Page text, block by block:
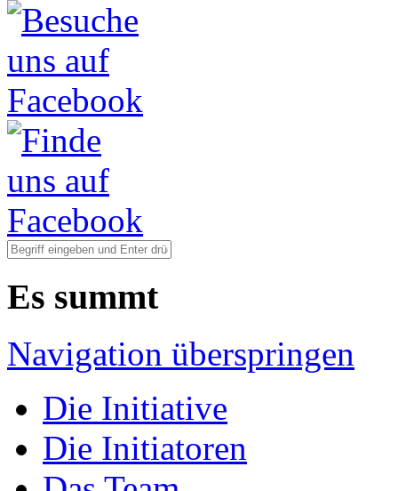
Es summt
Navigation überspringen
Die Initiative
Die Initiatoren